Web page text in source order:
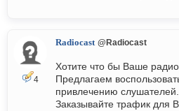
4
Radiocast @Radiocast
Хотите что бы Ваше
Предлагаем
привлечению слушателей.
Заказывайте трафик для